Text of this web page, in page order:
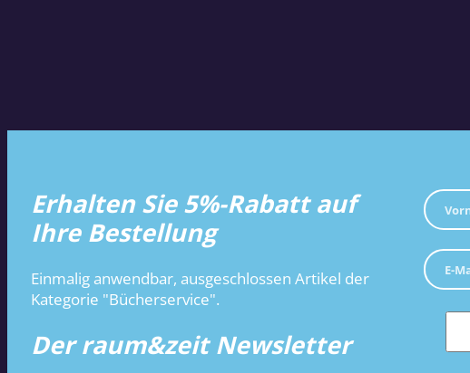
Erhalten Sie 5%-Rabatt auf
Ihre Bestellung
Einmalig anwendbar, ausgeschlossen Artikel der
Kategorie "Bücherservice".
Der raum&zeit Newsletter